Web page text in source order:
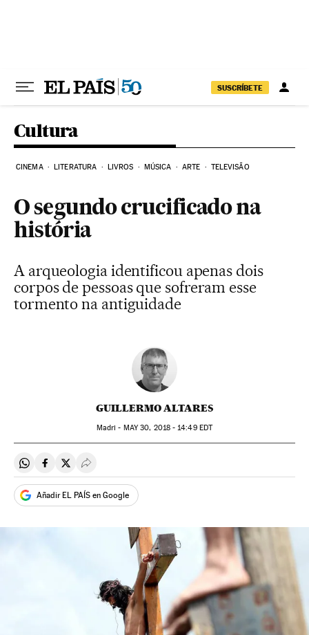
SUSCRÍBETE
Cultura
CINEMA LITERATURA LIVROS MÚSICA ARTE TELEVISÃO
O segundo crucificado na
história
A arqueologia identificou apenas dois
corpos de pessoas que sofreram esse
tormento na antiguidade
GUILLERMO ALTARES
Madri - MAY30, 2018 - 14:49EDT
Compartir en Whatsapp
Compartir en Facebook
Compartir en Twitter
Desplegar Redes Sociales
Añadir EL PAÍS en Google